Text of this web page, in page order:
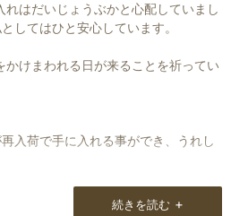
はだいじょうぶかと心配していまし
してはひと安心しています。
けまわれる日が来ることを祈ってい
入荷で手に入れる事ができ、うれし
続きを読む +